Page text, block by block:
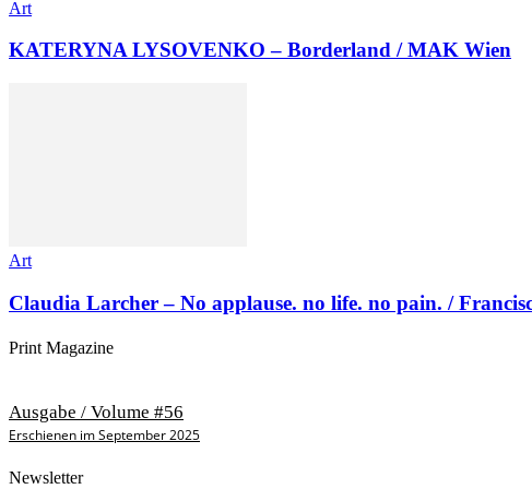
Art
KATERYNA LYSOVENKO – Borderland / MAK Wien
Art
Claudia Larcher – No applause. no life. no pain. /
Print Magazine
Ausgabe / Volume #56
Erschienen im September 2025
Newsletter